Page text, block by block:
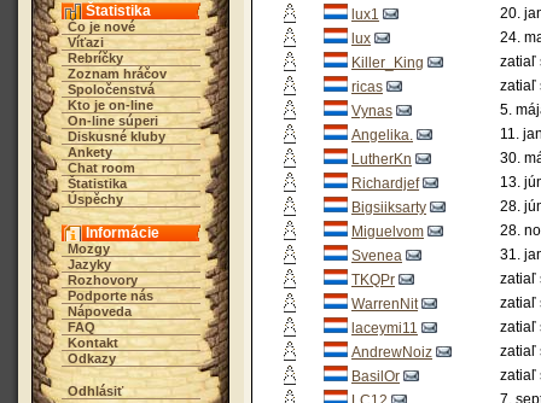
Štatistika
Čo je nové
Víťazi
Rebríčky
Zoznam hráčov
Spoločenstvá
Kto je on-line
On-line súperi
Diskusné kluby
Ankety
Chat room
Štatistika
Úspěchy
Informácie
Mozgy
Jazyky
Rozhovory
Podporte nás
Nápoveda
FAQ
Kontakt
Odkazy
Odhlásiť
lux1
20.
lux
24.
Killer_King
zatiaľ
ricas
zatiaľ
Vynas
5.
Angelika.
11.
LutherKn
30.
Richardjef
13.
Bigsiiksarty
28.
Miguelvom
28.
Svenea
31.
TKQPr
zatiaľ
WarrenNit
zatiaľ
laceymi11
zatiaľ
AndrewNoiz
zatiaľ
BasilOr
zatiaľ
7.